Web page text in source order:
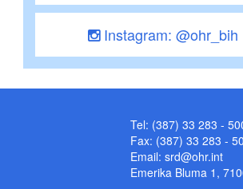
Instagram: @ohr_bih
Tel: (387) 33 283 -
Fax: (387) 33 283 -
Email: srd@ohr.int
Emerika Bluma 1,